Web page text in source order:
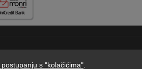
s "kolačićima"